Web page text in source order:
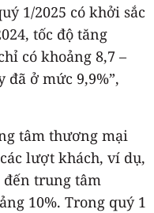
1/2025 có khởi sắc
tốc độ tăng
có khoảng 8,7 –
đã ở mức 9,9%”,
tâm thương mại
lượt khách, ví dụ,
trung tâm
10%. Trong quý 1